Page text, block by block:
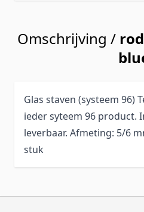
Omschrijving /
Glas staven (systeem 96)
ieder syteem 96 product.
leverbaar. Afmeting: 5/6
stuk